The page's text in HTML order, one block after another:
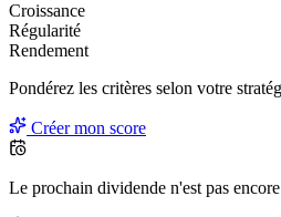
Croissance
Régularité
Rendement
Pondérez les critères selon votre
Créer mon score
Le prochain dividende n'est pas